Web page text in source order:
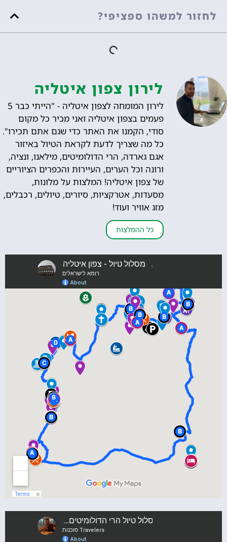
לחזור למשהו ספציפי?
לירון צפון איטליה
לירון המומחה לצפון איטליה - "הייתי כבר 5
פעמים בצפון איטליה ואני מכיר כל מקום
סודי, הקמנו את האתר כדי שגם אתם תכירו".
כל מה שצריך לדעת לקראת הטיול באיזור
אגם גארדה, הרי הדולומיטים, מילאנו, ונציה,
ורונה וכל הערים, העיירות והכפרים הציוריים
של צפון איטליה! המלצות על מלונות,
מסעדות, אטרקציות, סיורים, טיולים, רכבלים,
מזג אוויר ועוד!
כל ההמלצות